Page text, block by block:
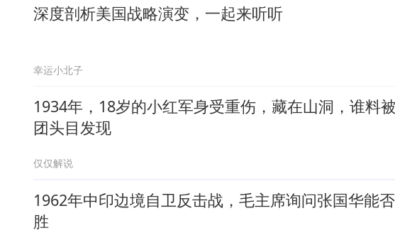
深度剖析美国战略演变，一起来听听
幸运小北子
1934年，18岁的小红军身受重伤，藏在山洞，谁料
团头目发现
仅仅解说
1962年中印边境自卫反击战，毛主席询问张国华能
胜